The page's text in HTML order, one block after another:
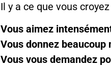
Il y a ce que vous
Vous aimez
Vous donnez beaucoup
Vous vous demandez